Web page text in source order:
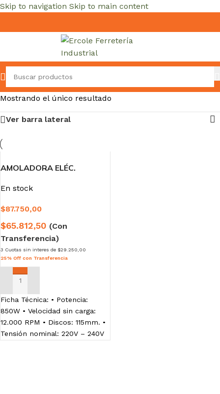
Skip to navigation Skip to main content
Mostrando el único resultado
Ver barra lateral
AMOLADORA ELÉC.
HAMILTON
En stock
$87.750,00
$65.812,50 (Con
Transferencia)
3 Cuotas sin interes de $29.250,00
25% Off con Transferencia
AÑADIR AL CARRITO
Ficha Técnica: • Potencia:
850W • Velocidad sin carga:
12.000 RPM • Discos: 115mm. •
Tensión nominal: 220V – 240V